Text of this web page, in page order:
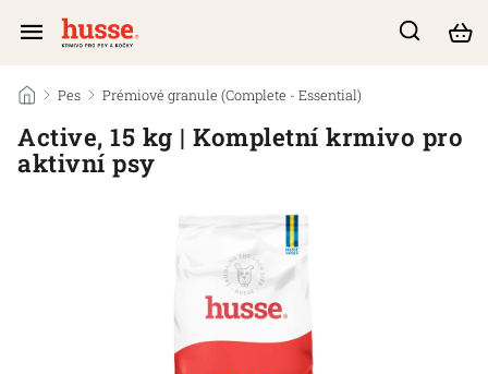
/ Pes / Prémiové granule (Complete - Essential)
Active, 15 kg | Kompletní krmivo pro
aktivní psy